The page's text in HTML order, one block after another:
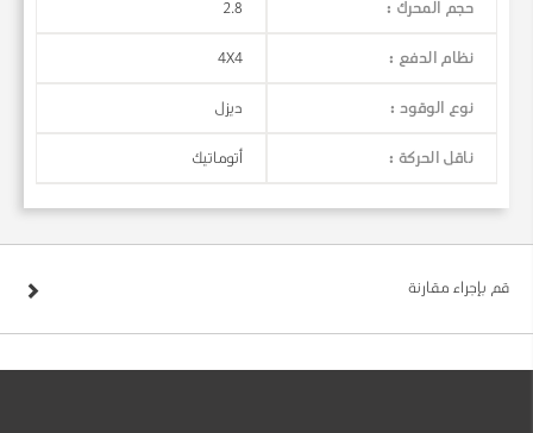
حجم المحرك : 2.8
نظام الدفع : 4X4
نوع الوقود : ديزل
ناقل الحركة : أتوماتيك
قم بإجراء مقارنة